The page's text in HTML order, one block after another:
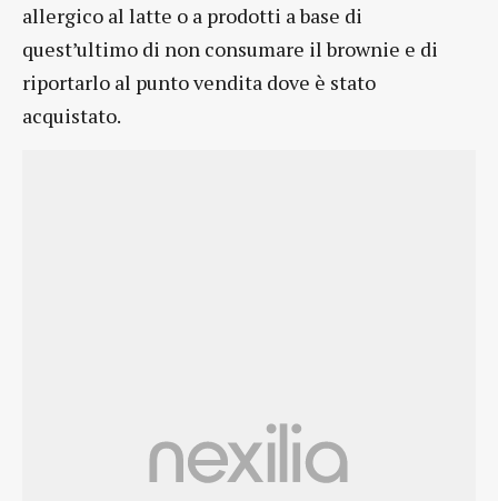
allergico al latte o a prodotti a base di
quest’ultimo di non consumare il brownie e di
riportarlo al punto vendita dove è stato
acquistato.